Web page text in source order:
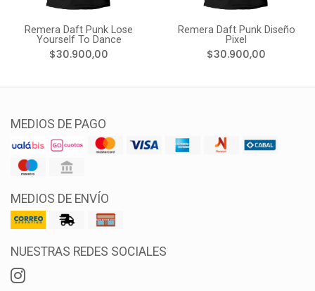
Remera Daft Punk Lose
Yourself To Dance
$30.900,00
Remera Daft Punk Diseño
Pixel
$30.900,00
MEDIOS DE PAGO
MEDIOS DE ENVÍO
NUESTRAS REDES SOCIALES